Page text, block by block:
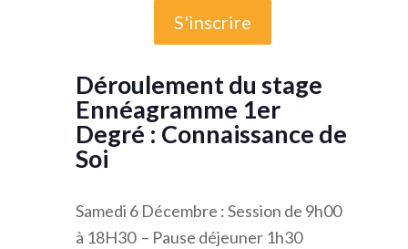
S'inscrire
Déroulement du stage
Ennéagramme 1er
Degré : Connaissance de
Soi
Samedi 6 Décembre : Session de 9h00
à 18H30 – Pause déjeuner 1h30